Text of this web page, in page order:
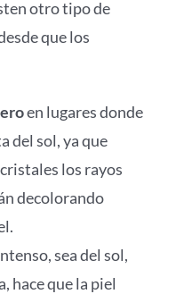
otro tipo de
que los
en lugares donde
del sol, ya que
los rayos
decolorando
sea del sol,
hace que la piel